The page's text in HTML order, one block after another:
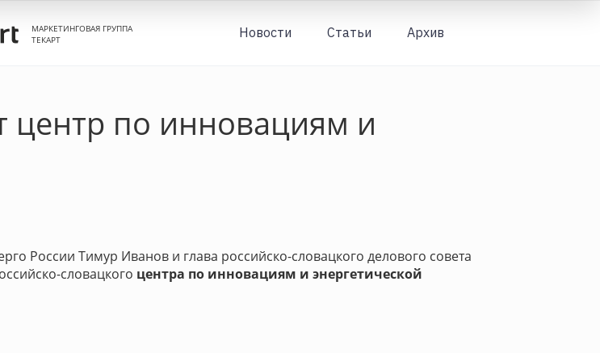
МАРКЕТИНГОВАЯ ГРУППА
ТЕКАРТ
Новости Статьи Архив
центр по инновациям и
России Тимур Иванов и глава российско-словацкого делового совета
словацкого центра по инновациям и энергетической